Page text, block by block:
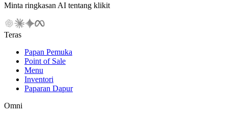
Minta ringkasan AI tentang klikit
Teras
Papan Pemuka
Point of Sale
Menu
Inventori
Paparan Dapur
Omni